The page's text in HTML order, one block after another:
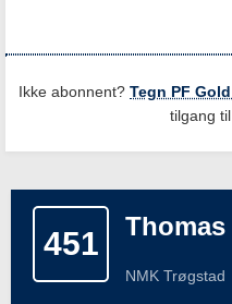
Ikke abonnent? Tegn PF
tilgang
451
NMK Trøgstad